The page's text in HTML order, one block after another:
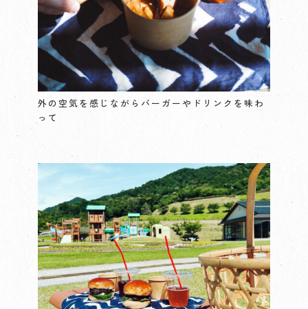
外の空気を感じながらバーガーやドリンクを味わ
って